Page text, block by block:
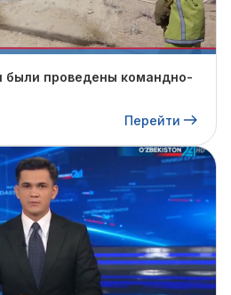
были проведены командно-
Перейти